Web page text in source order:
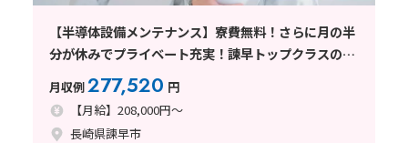
【半導体設備メンテナンス】寮費無料！さらに月の半
分が休みでプライベート充実！諫早トップクラスの求
人です♪
月収例277,520 円
【月給】208,000円～
長崎県諫早市